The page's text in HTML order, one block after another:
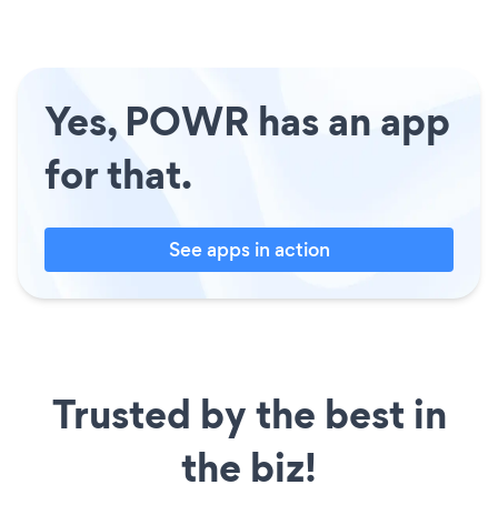
Yes, POWR has an app
for that.
See apps in action
Trusted by the best in
the biz!